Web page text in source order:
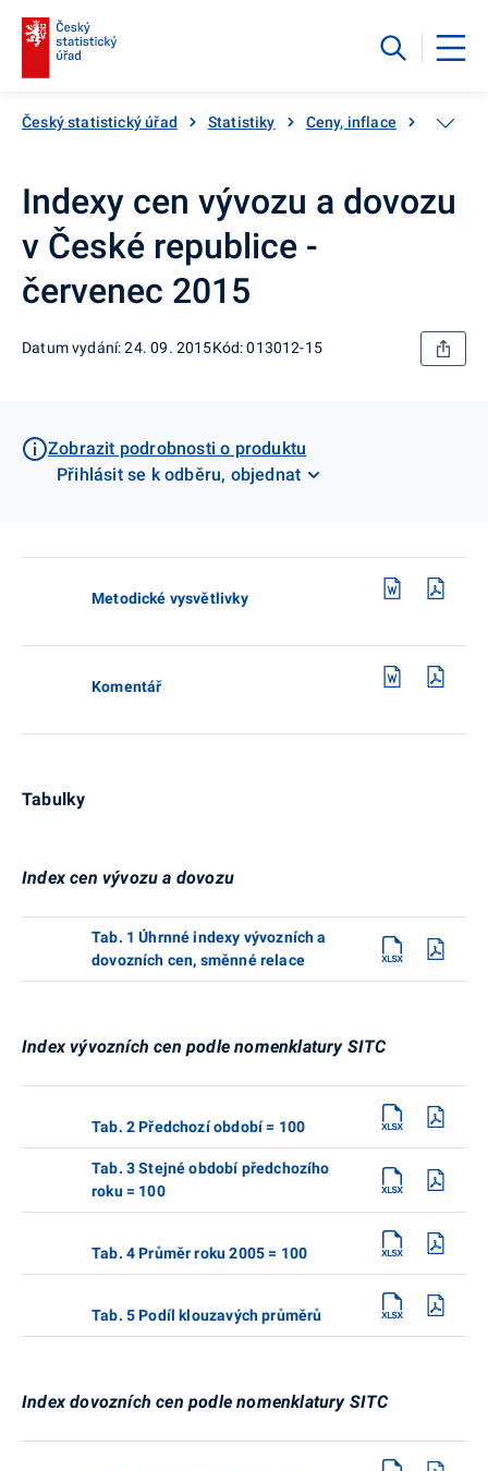
Český statistický úřad Statistiky Ceny, inflace Ceny
Indexy cen vývozu a dovozu
v České republice -
červenec 2015
Datum vydání: 24. 09. 2015Kód: 013012-15
Zobrazit podrobnosti o produktu
Přihlásit se k odběru, objednat
Metodické vysvětlivky
Komentář
Tabulky
Index cen vývozu a dovozu
Tab. 1 Úhrnné indexy vývozních a
dovozních cen, směnné relace
Index vývozních cen podle nomenklatury SITC
Tab. 2 Předchozí období = 100
Tab. 3 Stejné období předchozího
roku = 100
Tab. 4 Průměr roku 2005 = 100
Tab. 5 Podíl klouzavých průměrů
Index dovozních cen podle nomenklatury SITC